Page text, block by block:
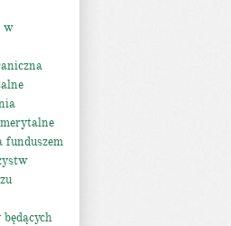
w
funduszem
będących